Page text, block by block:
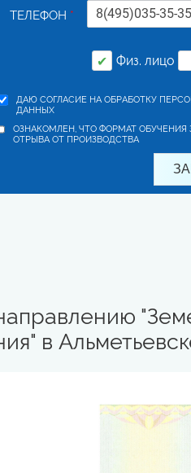
ТЕЛЕФОН *
✔ Физ. лицо
ДАЮ СОГЛАСИЕ НА ОБРАБОТКУ
ДАННЫХ
ОЗНАКОМЛЕН, ЧТО ФОРМАТ ОБУЧЕНИЯ
ОТРЫВА ОТ ПРОИЗВОДСТВА
в